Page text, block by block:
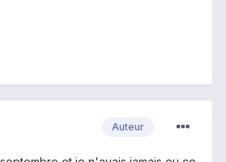
Auteur